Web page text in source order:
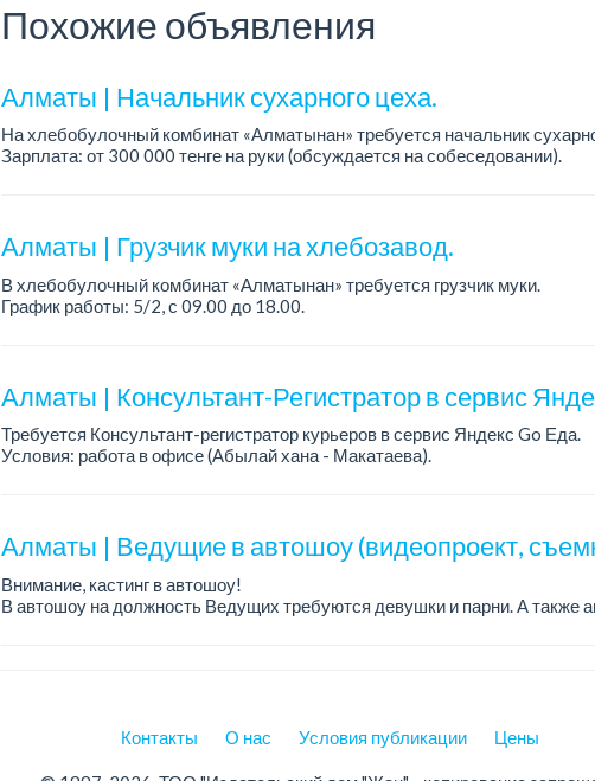
Похожие объявления
Алматы | Начальник сухарного цеха.
На хлебобулочный комбинат «Алматынан» требуется начальник
Зарплата: от 300 000 тенге на руки (обсуждается на собеседовании).
Алматы | Грузчик муки на хлебозавод.
В хлебобулочный комбинат «Алматынан» требуется грузчик муки.
График работы: 5/2, с 09.00 до 18.00.
Алматы | Консультант-Регистратор в сервис
Требуется Консультант-регистратор курьеров в сервис Яндекс Go Еда.
Условия: работа в офисе (Абылай хана - Макатаева).
Алматы | Ведущие в автошоу (видеопроект,
Внимание, кастинг в автошоу!
В автошоу на должность Ведущих требуются девушки и парни. А также
Контакты О нас Условия публикации Цены